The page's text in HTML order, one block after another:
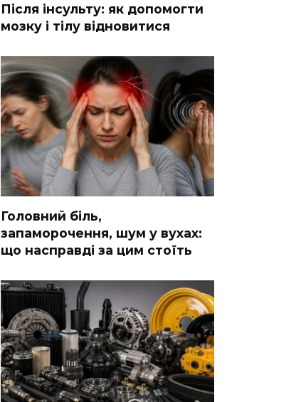
Після інсульту: як допомогти
мозку і тілу відновитися
Головний біль,
запаморочення, шум у вухах:
що насправді за цим стоїть